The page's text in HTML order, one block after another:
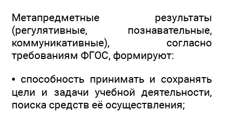
Метапредметные результаты
(регулятивные, познавательные,
коммуникативные), согласно
требованиям ФГОС, формируют:
• способность принимать и сохранять
цели и задачи учебной деятельности,
поиска средств её осуществления;